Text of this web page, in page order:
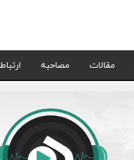
مقالات مصاحبه